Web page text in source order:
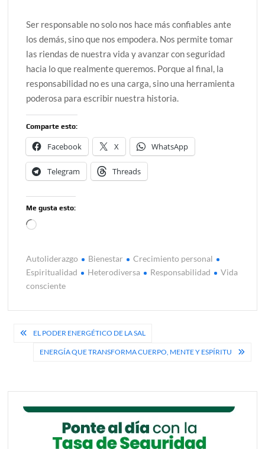
Ser responsable no solo nos hace más confiables ante
los demás, sino que nos empodera. Nos permite tomar
las riendas de nuestra vida y avanzar con seguridad
hacia lo que realmente queremos. Porque al final, la
responsabilidad no es una carga, sino una herramienta
poderosa para escribir nuestra historia.
Comparte esto:
Facebook X WhatsApp
Telegram Threads
Me gusta esto:
Cargando...
Autoliderazgo Bienestar
Crecimiento personal
Espiritualidad
Heterodiversa Responsabilidad
Vida
consciente
Navegación
EL PODER ENERGÉTICO DE LA SAL
ENERGÍA QUE TRANSFORMA CUERPO, MENTE Y ESPÍRITU